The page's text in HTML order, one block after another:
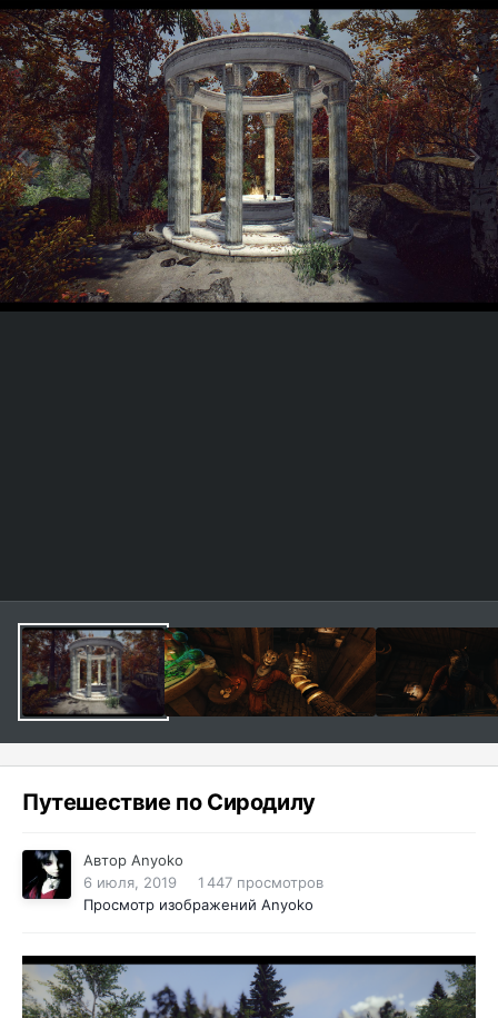
Путешествие по Сиродилу
Автор Anyoko
6 июля, 2019
1 447 просмотров
Просмотр изображений Anyoko